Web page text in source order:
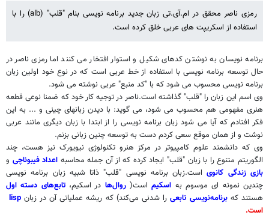
رمزی ناصر محقق در ام.آی.تی زبان جدید برنامه نویسی بنام "قلب" (alb) را با
استفاده از اسکریپت های عربی خلق کرده است.
برنامه نویسان به نوشتن کدهای شکیل و استوار افتخار می کنند اما رمزی ناصر در
حال توسعه برنامه نویسی با استفاده از خط عربی است که در نوع خود اولین زبان
برنامه نویسی محسوب می شود که با "کد منبع" عربی نوشته می شود.
وی اسم این زبان را "قلب" گذاشته است.ناصر در توجیه کار خود که ضمنا نوعی قطعه
هنری مفهومی هم محسوب می شود، می گوید: با دیدن زبانهای چینی و ... به این
فکر افتادم که آیا می شود زبان برنامه نویسی را از ابتدا با زبان دیگری مانند عربی
نوشت و از همان موقع سعی کردم دست به توسعه چنین زبانی بزنم.
وی که دانشمند علوم کامپیوتر در مرکز هنرو تکنولوژی نیویورک نیز هست، چند
الگوریتم متنوع را با زبان "قلب" ایجاد کرده که از آن جمله محاسبه اعداد فیبوناچی و
بازی زندگی کانویاست.زبان برنامه نویسی "قلب" ذاتا شبیه زبان برنامه نویسی
چندین نمونه ای موسوم به اسکیماست(روال‌ها در اسکیم،تابع‌های دسته اول
هستند کهبرنامه‌نویسی تابعیرا شدنی می‌کند) که ریشه عملیاتی آن در زبان lisp
است.